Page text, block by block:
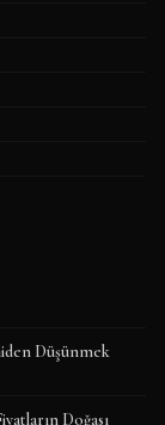
Düşünmek
Doğası